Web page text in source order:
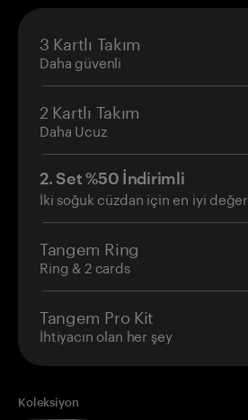
3 Kartlı Takım
Daha güvenli
2 Kartlı Takım
Daha Ucuz
2. Set %50 İndirimli
İki soğuk cüzdan için en iyi değer
Tangem Ring
Ring & 2 cards
Tangem Pro Kit
İhtiyacın olan her şey
Koleksiyon